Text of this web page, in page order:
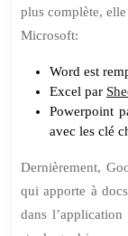
plus complète,
Microsoft:
Word est
Excel par
Powerpoint
avec les clé
Dernièrement,
qui apporte à
dans